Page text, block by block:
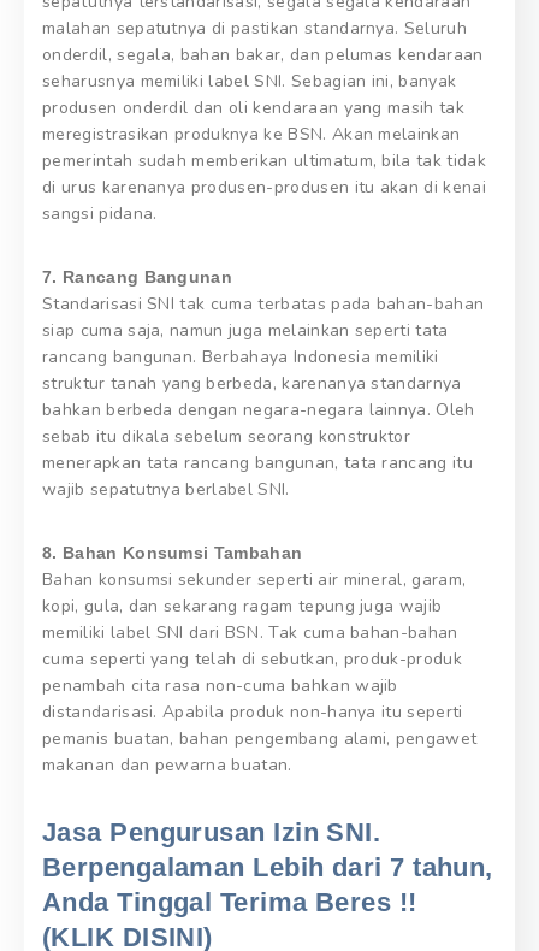
malahan sepatutnya di pastikan standarnya. Seluruh
onderdil, segala, bahan bakar, dan pelumas kendaraan
seharusnya memiliki label SNI. Sebagian ini, banyak
produsen onderdil dan oli kendaraan yang masih tak
meregistrasikan produknya ke BSN. Akan melainkan
pemerintah sudah memberikan ultimatum, bila tak tidak
di urus karenanya produsen-produsen itu akan di kenai
sangsi pidana.
7. Rancang Bangunan
Standarisasi SNI tak cuma terbatas pada bahan-bahan
siap cuma saja, namun juga melainkan seperti tata
rancang bangunan. Berbahaya Indonesia memiliki
struktur tanah yang berbeda, karenanya standarnya
bahkan berbeda dengan negara-negara lainnya. Oleh
sebab itu dikala sebelum seorang konstruktor
menerapkan tata rancang bangunan, tata rancang itu
wajib sepatutnya berlabel SNI.
8. Bahan Konsumsi Tambahan
Bahan konsumsi sekunder seperti air mineral, garam,
kopi, gula, dan sekarang ragam tepung juga wajib
memiliki label SNI dari BSN. Tak cuma bahan-bahan
cuma seperti yang telah di sebutkan, produk-produk
penambah cita rasa non-cuma bahkan wajib
distandarisasi. Apabila produk non-hanya itu seperti
pemanis buatan, bahan pengembang alami, pengawet
makanan dan pewarna buatan.
Jasa Pengurusan Izin SNI.
Berpengalaman Lebih dari 7 tahun,
Anda Tinggal Terima Beres !!
(KLIK DISINI)